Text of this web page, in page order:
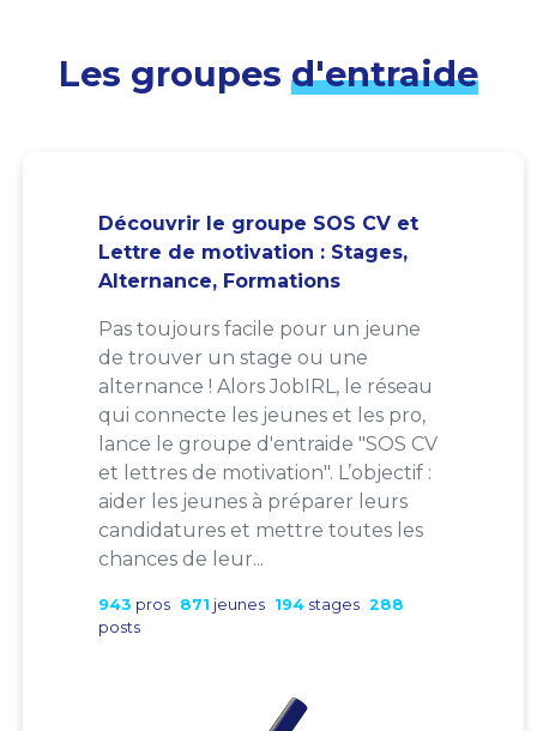
Les groupes d'entraide
Découvrir le groupe SOS CV et
Lettre de motivation : Stages,
Alternance, Formations
Pas toujours facile pour un jeune
de trouver un stage ou une
alternance ! Alors JobIRL, le réseau
qui connecte les jeunes et les pro,
lance le groupe d'entraide "SOS CV
et lettres de motivation". L’objectif :
aider les jeunes à préparer leurs
candidatures et mettre toutes les
chances de leur...
943 pros 871 jeunes 194 stages 288
posts